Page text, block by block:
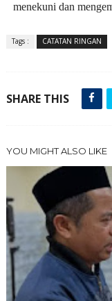
menekuni dan
Tags : CATATAN RINGAN
SHARE THIS
YOU MIGHT ALSO LIKE